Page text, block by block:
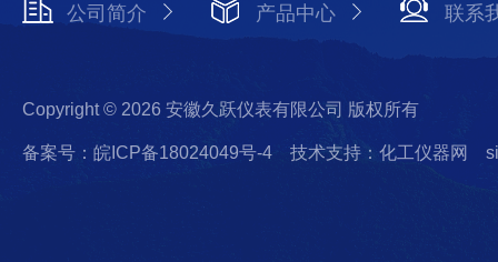
公司简介 产品中心 联系
Copyright © 2026 安徽久跃仪表有限公司 版权所有
备案号：皖ICP备18024049号-4 技术支持：化工仪器网